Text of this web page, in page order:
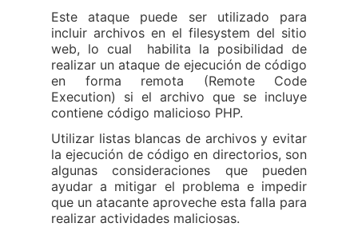
Este ataque puede ser utilizado para
incluir archivos en el filesystem del sitio
web, lo cual habilita la posibilidad de
realizar un ataque de ejecución de código
en forma remota (Remote Code
Execution) si el archivo que se incluye
contiene código malicioso PHP.
Utilizar listas blancas de archivos y evitar
la ejecución de código en directorios, son
algunas consideraciones que pueden
ayudar a mitigar el problema e impedir
que un atacante aproveche esta falla para
realizar actividades maliciosas.